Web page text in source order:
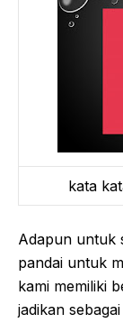
kata
Adapun untuk
pandai untuk
kami memiliki
jadikan